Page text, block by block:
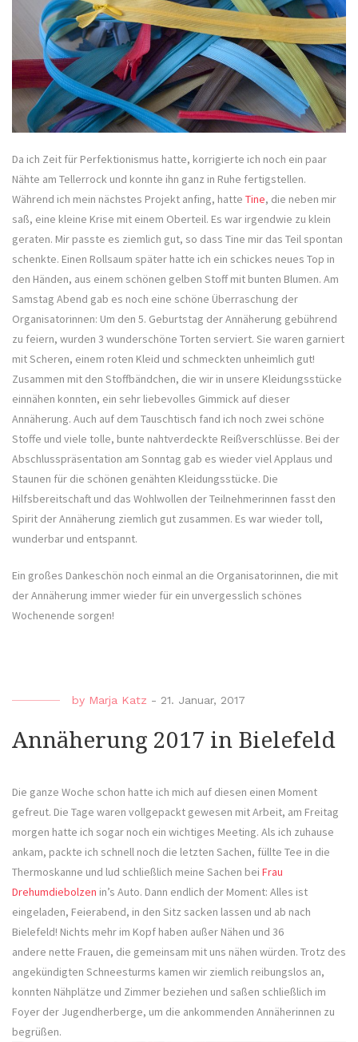
Da ich Zeit für Perfektionismus hatte, korrigierte ich noch ein paar
Nähte am Tellerrock und konnte ihn ganz in Ruhe fertigstellen.
Während ich mein nächstes Projekt anfing, hatte Tine, die neben mir
saß, eine kleine Krise mit einem Oberteil. Es war irgendwie zu klein
geraten. Mir passte es ziemlich gut, so dass Tine mir das Teil spontan
schenkte. Einen Rollsaum später hatte ich ein schickes neues Top in
den Händen, aus einem schönen gelben Stoff mit bunten Blumen. Am
Samstag Abend gab es noch eine schöne Überraschung der
Organisatorinnen: Um den 5. Geburtstag der Annäherung gebührend
zu feiern, wurden 3 wunderschöne Torten serviert. Sie waren garniert
mit Scheren, einem roten Kleid und schmeckten unheimlich gut!
Zusammen mit den Stoffbändchen, die wir in unsere Kleidungsstücke
einnähen konnten, ein sehr liebevolles Gimmick auf dieser
Annäherung. Auch auf dem Tauschtisch fand ich noch zwei schöne
Stoffe und viele tolle, bunte nahtverdeckte Reißverschlüsse. Bei der
Abschlusspräsentation am Sonntag gab es wieder viel Applaus und
Staunen für die schönen genähten Kleidungsstücke. Die
Hilfsbereitschaft und das Wohlwollen der Teilnehmerinnen fasst den
Spirit der Annäherung ziemlich gut zusammen. Es war wieder toll,
wunderbar und entspannt.
Ein großes Dankeschön noch einmal an die Organisatorinnen, die mit
der Annäherung immer wieder für ein unvergesslich schönes
Wochenende sorgen!
by Marja Katz - 21. Januar, 2017
Annäherung 2017 in Bielefeld
Die ganze Woche schon hatte ich mich auf diesen einen Moment
gefreut. Die Tage waren vollgepackt gewesen mit Arbeit, am Freitag
morgen hatte ich sogar noch ein wichtiges Meeting. Als ich zuhause
ankam, packte ich schnell noch die letzten Sachen, füllte Tee in die
Thermoskanne und lud schließlich meine Sachen bei Frau
Drehumdiebolzen in’s Auto. Dann endlich der Moment: Alles ist
eingeladen, Feierabend, in den Sitz sacken lassen und ab nach
Bielefeld! Nichts mehr im Kopf haben außer Nähen und 36
andere nette Frauen, die gemeinsam mit uns nähen würden. Trotz des
angekündigten Schneesturms kamen wir ziemlich reibungslos an,
konnten Nähplätze und Zimmer beziehen und saßen schließlich im
Foyer der Jugendherberge, um die ankommenden Annäherinnen zu
begrüßen.